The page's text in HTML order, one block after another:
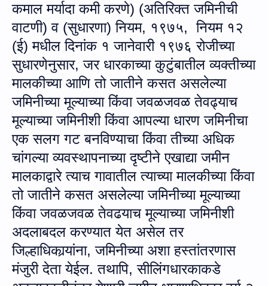
कमाल मर्यादा कमी करणे) (अतिरिक्त जमिनीची
वाटणी) व (सुधारणा) नियम, १९७५, नियम १२
(ई) मधील दिनांक १ जानेवारी १९७६ रोजीच्‍या
सुधारणेनुसार, जर धारकाच्या कुटुंबातील व्यक्तीच्या
मालकीच्या आणि तो जातीने कसत असलेल्या
जमिनीच्या मूल्याच्या किंवा जवळजवळ तेवढ्याच
मूल्याच्या जमिनीशी किंवा आपल्या धारण जमिनीचा
एक सलग गट बनविण्याचा किंवा तीच्या अधिक
चांगल्या व्यवस्थापनाच्या दृष्टीने एखाद्या जमीन
मालकाद्वारे त्याच गावातील त्याच्या मालकीच्या किंवा
तो जातीने कसत असलेल्या जमिनीच्या मूल्याच्या
किंवा जवळजवळ तेवढयाच मूल्याच्या जमिनीशी
अदलाबदल करण्यात येत असेल तर
जिल्हाधिकार्‍यांना,जमिनीच्या अशा हस्तांतरणास
मंजुरी देता येईल. तथापि, सीलिंगधारकाकडे